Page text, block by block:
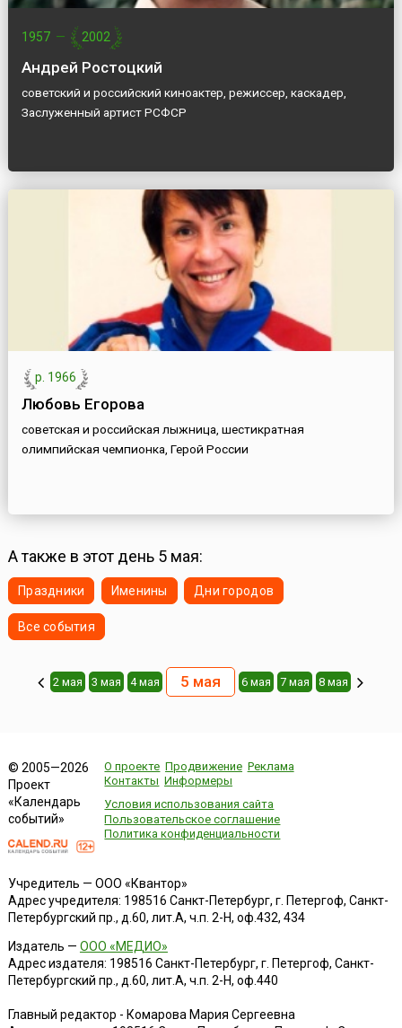
1957 — 2002
Андрей Ростоцкий
советский и российский киноактер, режиссер, каскадер,
Заслуженный артист РСФСР
р. 1966
Любовь Егорова
советская и российская лыжница, шестикратная
олимпийская чемпионка, Герой России
А также в этот день 5 мая:
Праздники Именины Дни городов
Все события
2 мая 3 мая 4 мая 5 мая 6 мая 7 мая 8 мая
© 2005—2026
Проект
«Календарь
событий»
О проекте Продвижение Реклама
Контакты Информеры
Условия использования сайта
Пользовательское соглашение
Политика конфиденциальности
Учредитель — ООО «Квантор»
Адрес учредителя: 198516 Санкт-Петербург, г. Петергоф, Санкт-
Петербургский пр., д.60, лит.А, ч.п. 2-Н, оф.432, 434
Издатель — ООО «МЕДИО»
Адрес издателя: 198516 Санкт-Петербург, г. Петергоф, Санкт-
Петербургский пр., д.60, лит.А, ч.п. 2-Н, оф.440
Главный редактор - Комарова Мария Сергеевна